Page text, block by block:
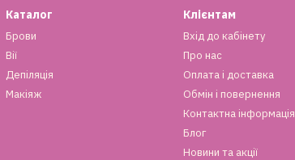
Каталог
Брови
Вії
Депіляція
Макіяж
Клієнтам
Вхід до кабінету
Про нас
Оплата і доставка
Обмін і повернення
Контактна інформація
Блог
Новини та акції